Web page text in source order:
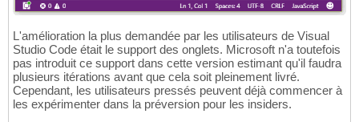
L'amélioration la plus demandée par les utilisateurs de Visual
Studio Code était le support des onglets. Microsoft n'a toutefois
pas introduit ce support dans cette version estimant qu'il faudra
plusieurs itérations avant que cela soit pleinement livré.
Cependant, les utilisateurs pressés peuvent déjà commencer à
les expérimenter dans la préversion pour les insiders.